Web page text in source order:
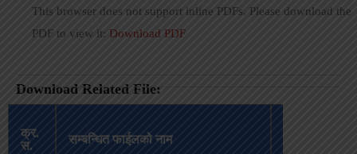
This browser does not support inline PDFs. Please download the
PDF to view it: Download PDF
Download Related File:
क्र.
स.
सम्बन्धित फाईलको नाम